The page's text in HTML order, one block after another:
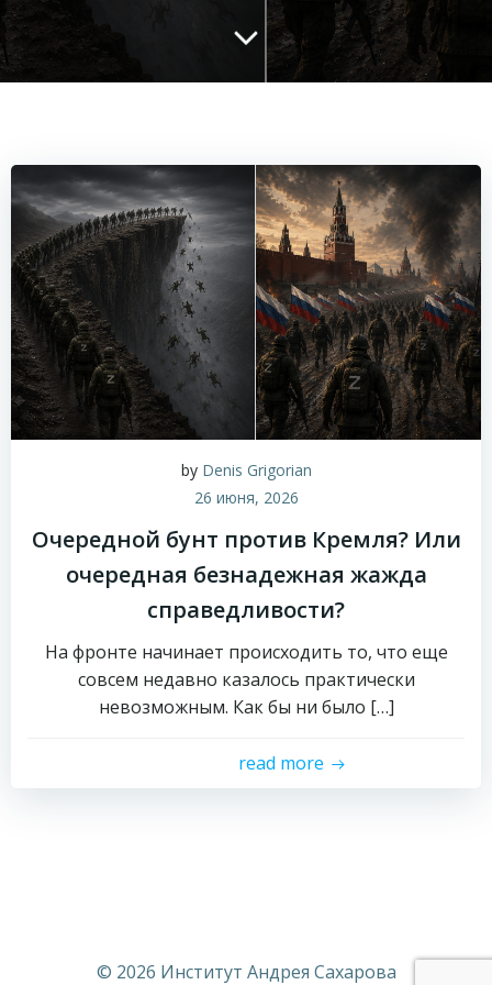
by Denis Grigorian
26 июня, 2026
Очередной бунт против Кремля? Или
очередная безнадежная жажда
справедливости?
На фронте начинает происходить то, что еще
совсем недавно казалось практически
невозможным. Как бы ни было […]
read more
© 2026 Институт Андрея Сахарова